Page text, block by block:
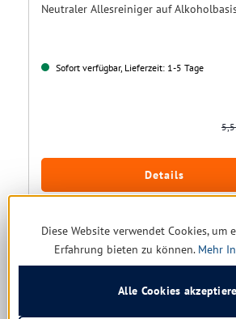
Neutraler Allesreiniger auf
Sofort verfügbar, Lieferzeit: 1-5 Tage
Details
Diese Website verwendet Cookies, um
Erfahrung bieten zu können. Mehr
Alle Cookies